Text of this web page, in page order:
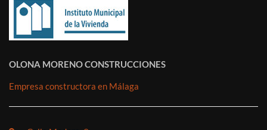
OLONA MORENO CONSTRUCCIONES
Empresa constructora en Málaga